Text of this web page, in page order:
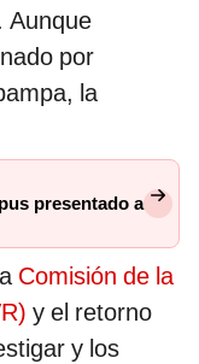
Aunque
por
la
presentado a
Comisión de la
y el retorno
y los